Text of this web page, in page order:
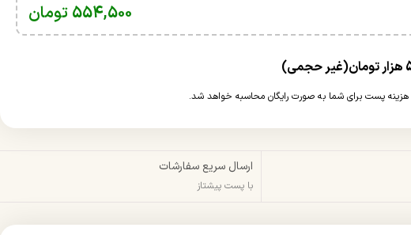
554,500 تومان
ارسال سریع سفارشات
با پست پیشتاز